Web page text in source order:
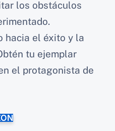
los obstáculos
hacia el éxito y la
tu ejemplar
el protagonista de